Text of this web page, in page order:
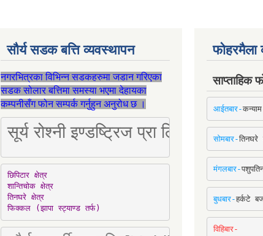
सौर्य सडक बत्ति व्यवस्थापन
नगरभित्रका विभिन्न सडकहरुमा जडान गरिएका
सडक सोलार बत्तिमा समस्या भएमा देहायका
कम्पनीसँग फोन सम्पर्क गर्नुहुन अनुरोध छ ।
सूर्य रोश्नी इण्डष्ट्रिज प्रा लि [Mobile:
छिपिटार क्षेत्र
शान्तिचोक क्षेत्र
तिनघरे क्षेत्र
फिक्कल (झापा स्ट्याण्ड तर्फ)
फोहरमैला
साप्ताहिक
आईतबार-
सोमबार-तिनघरे
मंगलबार-
बुधबार-हर्कटे
विहिबार-